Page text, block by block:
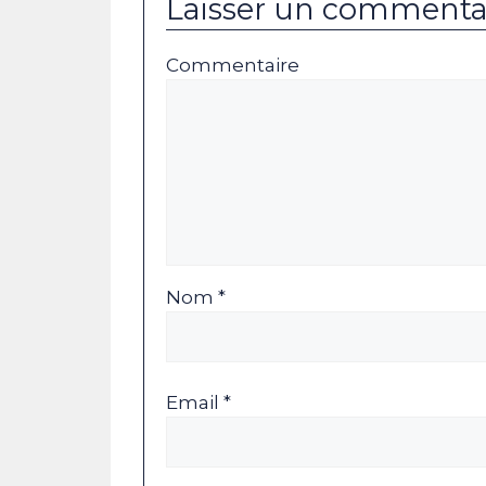
Laisser un
Commentaire
Nom *
Email *